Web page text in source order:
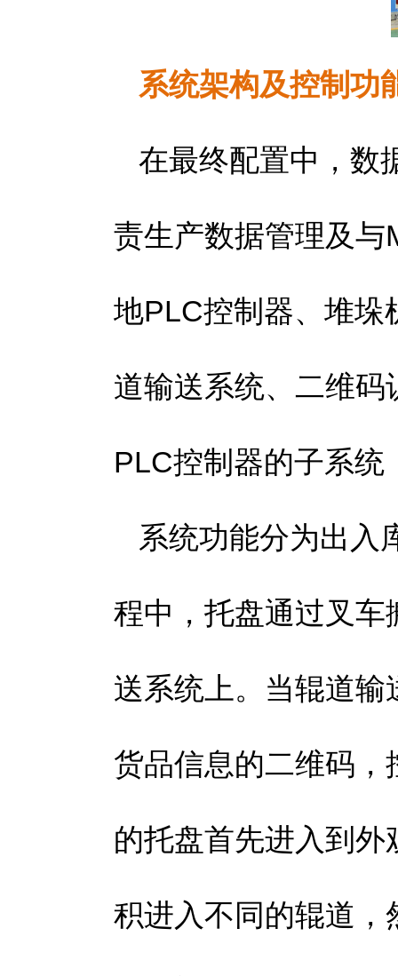
系统架构及控制功
在最终配置中，数
责生产数据管理及
地PLC控制器、堆垛
道输送系统、二维
PLC控制器的子系统
系统功能分为出入
程中，托盘通过叉
送系统上。当辊道
货品信息的二维码
的托盘首先进入到
积进入不同的辊道